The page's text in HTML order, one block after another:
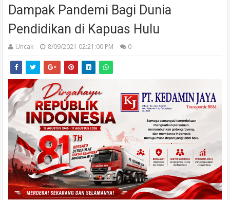
Dampak Pandemi Bagi Dunia
Pendidikan di Kapuas Hulu
Uncak 8/09/2021 02:21:00 PM 0